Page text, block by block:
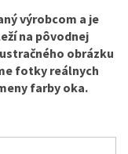
výrobcom a je
na pôvodnej
obrázku
fotky reálnych
farby oka.